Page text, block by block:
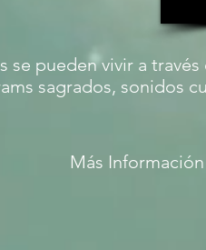
se pueden vivir a
sagrados, sonidos
Más